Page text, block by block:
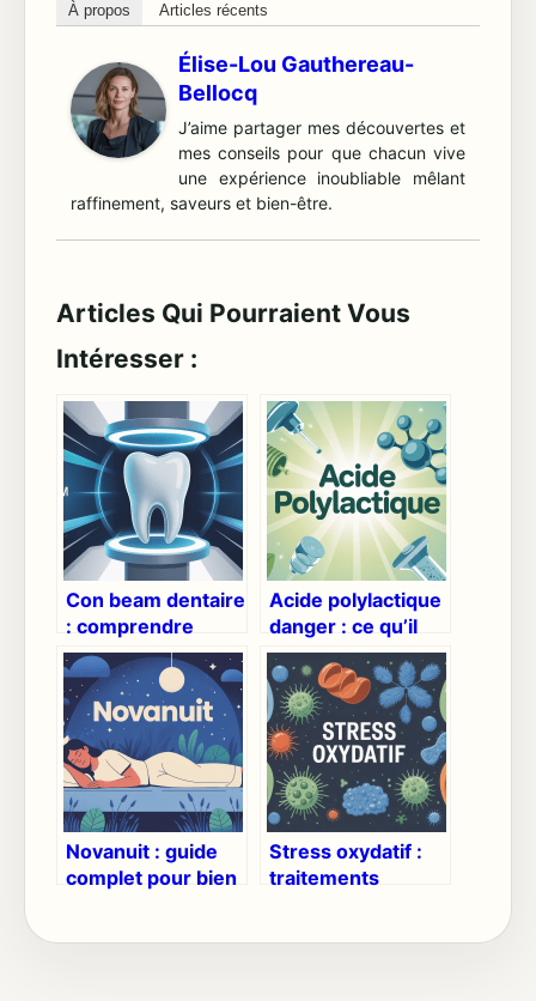
À propos Articles récents
Élise-Lou Gauthereau-
Bellocq
J’aime partager mes découvertes et
mes conseils pour que chacun vive
une expérience inoubliable mêlant
raffinement, saveurs et bien-être.
Articles Qui Pourraient Vous
Intéresser :
Con beam dentaire
: comprendre
l’examen, ses
atouts et ses
limites
Acide polylactique
danger : ce qu’il
faut vraiment
savoir
Novanuit : guide
complet pour bien
Stress oxydatif :
traitements